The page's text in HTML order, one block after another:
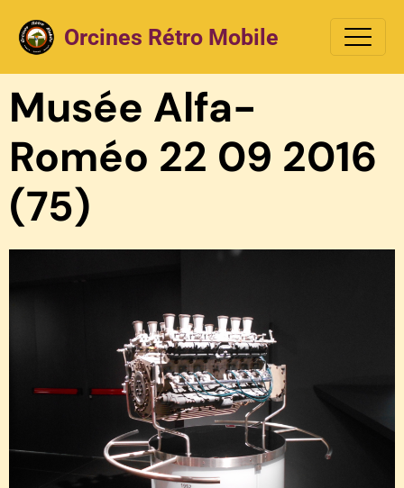
Orcines Rétro Mobile
Musée Alfa-
Roméo 22 09 2016
(75)